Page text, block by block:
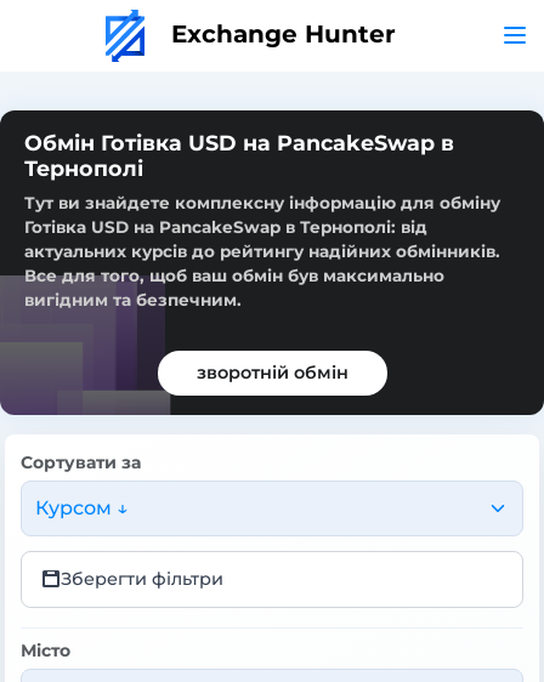
Exchange Hunter
Обмін Готівка USD на PancakeSwap в
Тернополі
Тут ви знайдете комплексну інформацію для обміну
Готівка USD на PancakeSwap в Тернополі: від
актуальних курсів до рейтингу надійних обмінників.
Все для того, щоб ваш обмін був максимально
вигідним та безпечним.
зворотній обмін
Сортувати за
Курсом ↓
Зберегти фільтри
Місто